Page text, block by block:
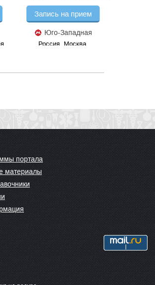
Минздрава России
Запись на прием
Юго-Западная
Россия, Москва,
портала
материалы